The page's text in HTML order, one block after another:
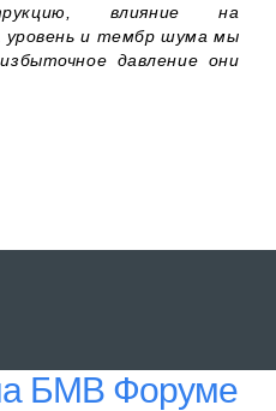
влияние на
уровень и тембр шума мы
давление они
БМВ Форуме